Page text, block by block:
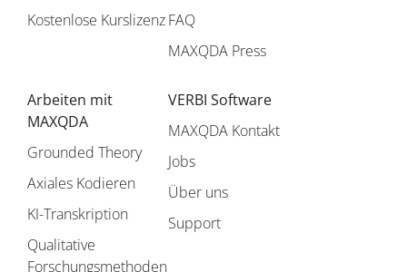
Kostenlose KurslizenzFAQ
MAXQDA Press
Arbeiten mit
MAXQDA
Grounded Theory
Axiales Kodieren
KI-Transkription
Qualitative
Forschungsmethoden
VERBI Software
MAXQDA Kontakt
Jobs
Über uns
Support